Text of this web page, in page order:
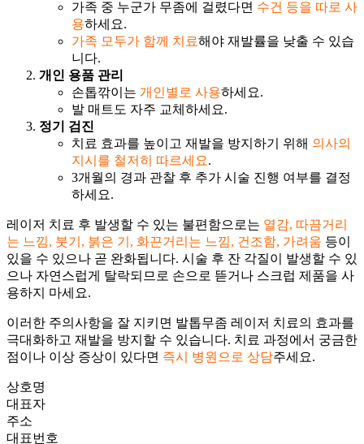
가족 중 누군가 무좀에 걸렸다면 수건 등을 따로 사
용하세요.
가족 모두가 함께 치료해야 재발률을 낮출 수 있습
니다.
개인 용품 관리
손톱깎이는 개인별로 사용하세요.
발 매트도 자주 교체하세요.
정기 검진
치료 효과를 높이고 재발을 방지하기 위해 의사의
지시를 철저히 따르세요.
3개월의 경과 관찰 후 추가 시술 진행 여부를 결정
하세요.
레이저 치료 후 발생할 수 있는 불편함으로는 열감, 따끔거리
는 느낌, 붓기, 붉은 기, 화끈거리는 느낌, 건조함, 가려움 등이
있을 수 있으나 곧 완화됩니다. 시술 후 잔 각질이 발생할 수 있
으나 자연스럽게 탈락되므로 손으로 뜯거나 스크럽 제품을 사
용하지 마세요.
이러한 주의사항을 잘 지키면 발톱무좀 레이저 치료의 효과를
극대화하고 재발을 방지할 수 있습니다. 치료 과정에서 궁금한
점이나 이상 증상이 있다면 즉시 병원으로 상담주세요.
상호명
대표자
주소
대표번호